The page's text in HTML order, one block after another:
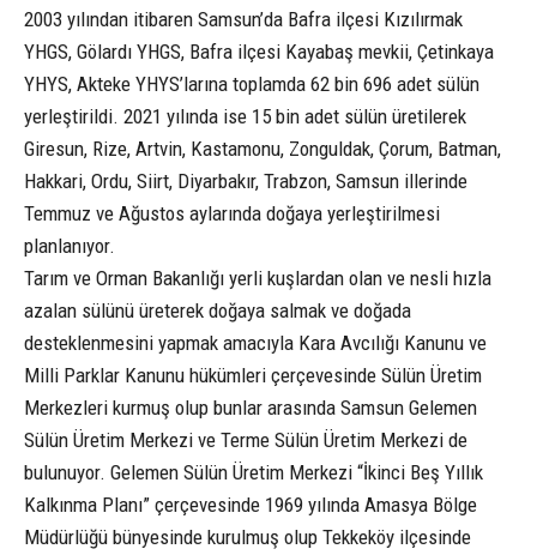
2003 yılından itibaren Samsun’da Bafra ilçesi Kızılırmak
YHGS, Gölardı YHGS, Bafra ilçesi Kayabaş mevkii, Çetinkaya
YHYS, Akteke YHYS’larına toplamda 62 bin 696 adet sülün
yerleştirildi. 2021 yılında ise 15 bin adet sülün üretilerek
Giresun, Rize, Artvin, Kastamonu, Zonguldak, Çorum, Batman,
Hakkari, Ordu, Siirt, Diyarbakır, Trabzon, Samsun illerinde
Temmuz ve Ağustos aylarında doğaya yerleştirilmesi
planlanıyor.
Tarım ve Orman Bakanlığı yerli kuşlardan olan ve nesli hızla
azalan sülünü üreterek doğaya salmak ve doğada
desteklenmesini yapmak amacıyla Kara Avcılığı Kanunu ve
Milli Parklar Kanunu hükümleri çerçevesinde Sülün Üretim
Merkezleri kurmuş olup bunlar arasında Samsun Gelemen
Sülün Üretim Merkezi ve Terme Sülün Üretim Merkezi de
bulunuyor. Gelemen Sülün Üretim Merkezi “İkinci Beş Yıllık
Kalkınma Planı” çerçevesinde 1969 yılında Amasya Bölge
Müdürlüğü bünyesinde kurulmuş olup Tekkeköy ilçesinde